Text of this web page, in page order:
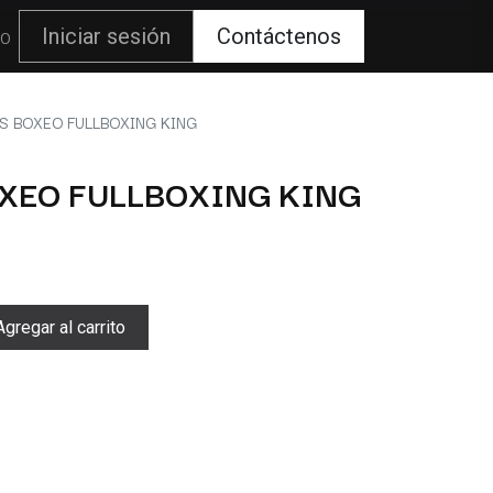
Iniciar sesión Contáctenos
BOXEO FULLBOXING KING
FULLBOXING KING
al carrito